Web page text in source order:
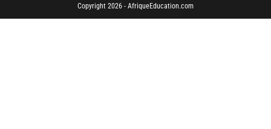
Copyright 2026 - AfriqueEducation.com